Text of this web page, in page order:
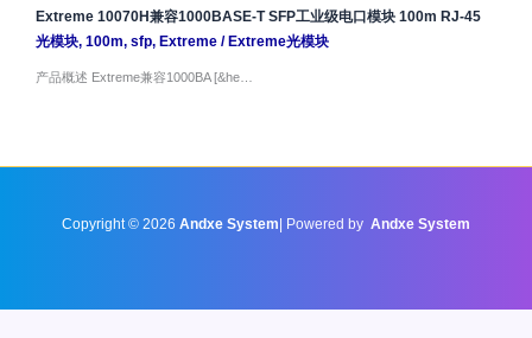
Extreme 10070H兼容1000BASE-T SFP工业级电口模块 100m RJ-45
光模块, 100m, sfp, Extreme/ Extreme光模块
产品概述 Extreme兼容1000BA [&he…
Copyright © 2026 Andxe System | Powered by Andxe System